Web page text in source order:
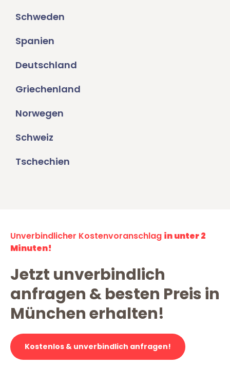
Schweden
Spanien
Deutschland
Griechenland
Norwegen
Schweiz
Tschechien
Unverbindlicher Kostenvoranschlag in unter 2
Minuten!
Jetzt unverbindlich
anfragen & besten Preis in
München erhalten!
Kostenlos & unverbindlich anfragen!